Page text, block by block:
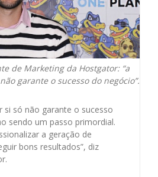
de Marketing da Hostgator: “a
garante o sucesso do negócio”.
si só não garante o sucesso
sendo um passo primordial.
a geração de
bons resultados”, diz